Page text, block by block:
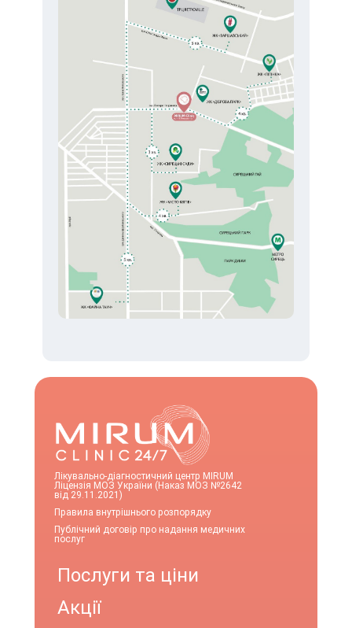
Лікувально-діагностичний центр MIRUM
Ліцензія МОЗ України (Наказ МОЗ №2642
від 29.11.2021)
Правила внутрішнього розпорядку
Публічний договір про надання медичних
послуг
Послуги та ціни
Акції